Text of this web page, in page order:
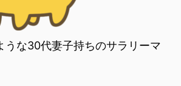
うな30代妻子持ちのサラリーマ